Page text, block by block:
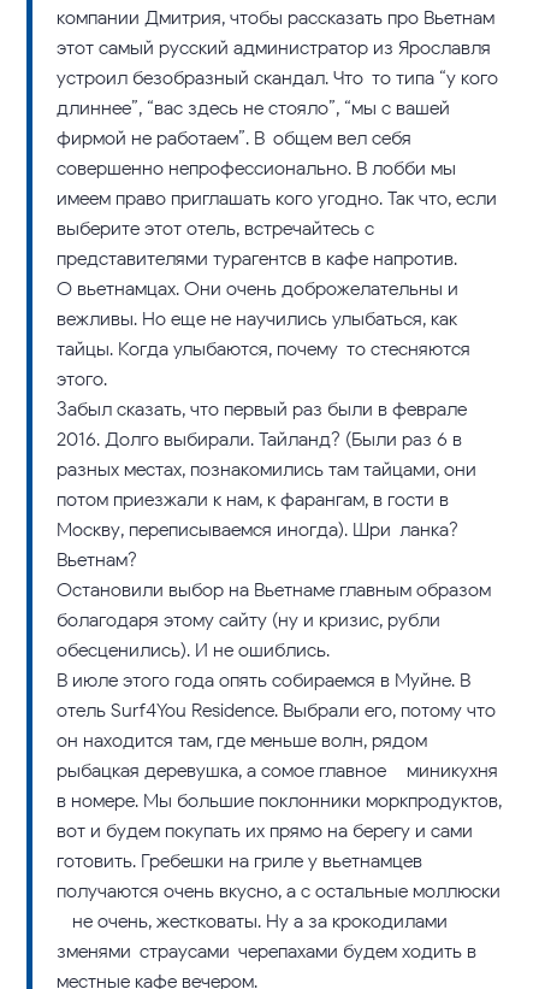
компании Дмитрия, чтобы рассказать про Вьетнам
этот самый русский администратор из Ярославля
устроил безобразный скандал. Что-то типа “у кого
длиннее”, “вас здесь не стояло”, “мы с вашей
фирмой не работаем”. В-общем вел себя
совершенно непрофессионально. В лобби мы
имеем право приглашать кого угодно. Так что, если
выберите этот отель, встречайтесь с
представителями турагентсв в кафе напротив.
О вьетнамцах. Они очень доброжелательны и
вежливы. Но еще не научились улыбаться, как
тайцы. Когда улыбаются, почему-то стесняются
этого.
Забыл сказать, что первый раз были в феврале
2016. Долго выбирали. Тайланд? (Были раз 6 в
разных местах, познакомились там тайцами, они
потом приезжали к нам, к фарангам, в гости в
Москву, переписываемся иногда). Шри-ланка?
Вьетнам?
Остановили выбор на Вьетнаме главным образом
болагодаря этому сайту (ну и кризис, рубли
обесценились). И не ошиблись.
В июле этого года опять собираемся в Муйне. В
отель Surf4You Residence. Выбрали его, потому что
он находится там, где меньше волн, рядом
рыбацкая деревушка, а сомое главное – миникухня
в номере. Мы большие поклонники моркпродуктов,
вот и будем покупать их прямо на берегу и сами
готовить. Гребешки на гриле у вьетнамцев
получаются очень вкусно, а с остальные моллюски
– не очень, жестковаты. Ну а за крокодилами-
зменями-страусами-черепахами будем ходить в
местные кафе вечером.